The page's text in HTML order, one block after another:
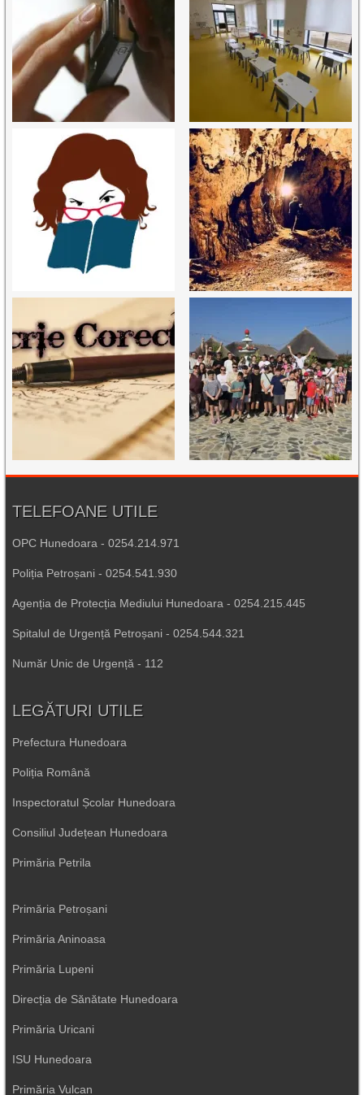
TELEFOANE UTILE
OPC Hunedoara - 0254.214.971
Poliția Petroșani - 0254.541.930
Agenția de Protecția Mediului Hunedoara - 0254.215.445
Spitalul de Urgență Petroșani - 0254.544.321
Număr Unic de Urgență - 112
LEGĂTURI UTILE
Prefectura Hunedoara
Poliția Română
Inspectoratul Școlar Hunedoara
Consiliul Județean Hunedoara
Primăria Petrila
Primăria Petroșani
Primăria Aninoasa
Primăria Lupeni
Direcția de Sănătate Hunedoara
Primăria Uricani
ISU Hunedoara
Primăria Vulcan